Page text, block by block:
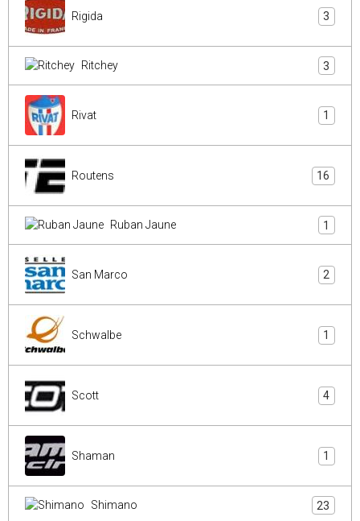
Rigida 3
Ritchey 3
Rivat 1
Routens 16
Ruban Jaune 1
San Marco 2
Schwalbe 1
Scott 4
Shaman 1
Shimano 23